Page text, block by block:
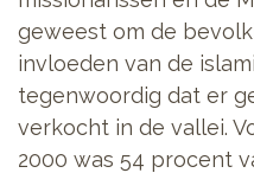
geweest om de
invloeden van de
tegenwoordig dat er
verkocht in de vallei.
2000 was 54 procent